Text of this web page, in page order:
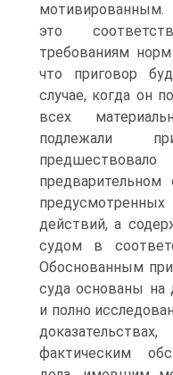
это
требованиям
что приговор
случае, когда он
всех
подлежали
действий, а
судом в
Обоснованным
суда основаны на
и полно
фактическим